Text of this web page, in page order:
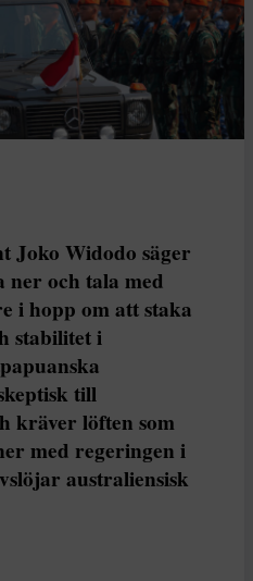
Joko Widodo säger
ner och tala med
i hopp om att staka
stabilitet i
till
kräver löften som
med regeringen i
australiensisk